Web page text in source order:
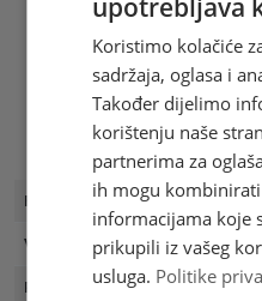
FDC Broj
Vrijednost
Prvi dan
Koristimo kolačiće
sadržaja, oglasa i
Također dijelimo
korištenju naše
partnerima za
ih mogu
informacijama koje
prikupili iz vašeg
usluga. Politike